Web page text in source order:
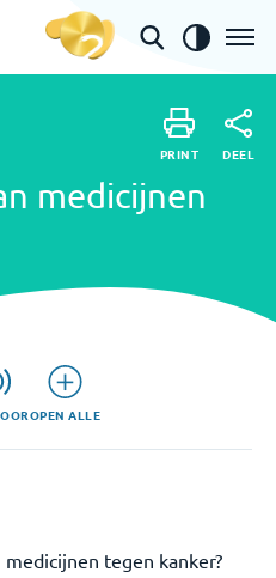
kanker
medicijnen
PRINT DEEL
OPEN ALLE
tegen kanker?